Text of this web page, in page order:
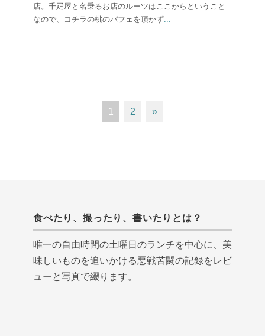
店。千疋屋と名乗るお店のルーツはここからということ
なので、コチラの桃のパフェを頂かず...
1 2 »
食べたり、撮ったり、書いたりとは？
唯一の自由時間の土曜日のランチを中心に、美
味しいものを追いかける悪戦苦闘の記録をレビ
ューと写真で綴ります。